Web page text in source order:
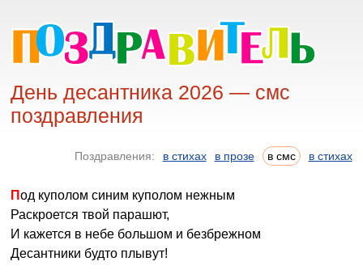
День десантника 2026 — смс
поздравления
Поздравления: в стихах в прозе в смс в стихах
Под куполом синим куполом нежным
Раскроется твой парашют,
И кажется в небе большом и безбрежном
Десантники будто плывут!